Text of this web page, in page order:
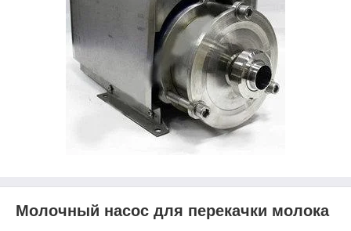
Молочный насос для перекачки молока